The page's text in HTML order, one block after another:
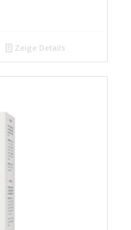
Zeige Details